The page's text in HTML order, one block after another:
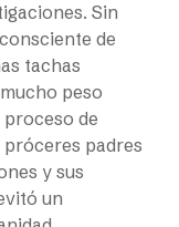
Sin
de
tachas
peso
proceso de
padres
y sus
un